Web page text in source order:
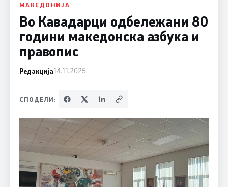
МАКЕДОНИЈА
Во Кавадарци одбележани 80
години македонска азбука и
правопис
Редакција14.11.2025
СПОДЕЛИ: